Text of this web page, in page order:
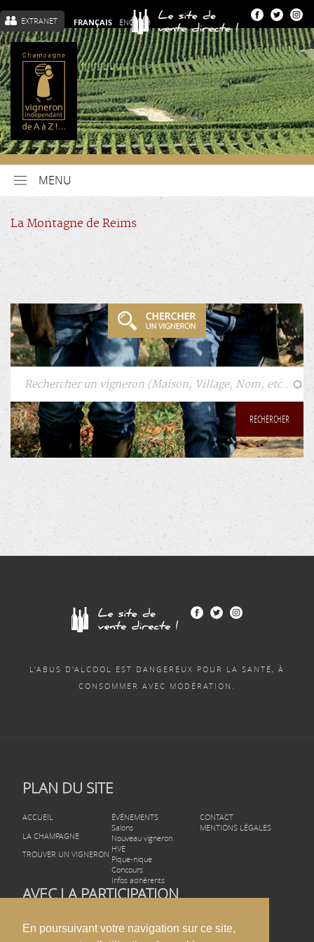
En poursuivant votre navigation sur ce site,
FRANÇAIS ENGLISH
EXTRANET
MENU
La Montagne de Reims
L'ABUS D'ALCOOL EST DANGEREUX POUR LA SANTÉ, À
CONSOMMER AVEC MODÉRATION.
PLAN DU SITE
ACCUEIL
LA CHAMPAGNE
TROUVER UN VIGNERON
ÉVÉNEMENTS
Salons
Nouveau vigneron
HVE
Pique-nique
Concours
Infos adhérents
CONTACT
MENTIONS LÉGALES
AVEC LA PARTICIPATION